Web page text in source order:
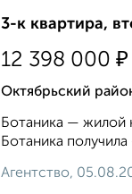
3-к квартира,
12 398 000 ₽
Октябрьский
Ботаника — жилой
Ботаника
Агентство,